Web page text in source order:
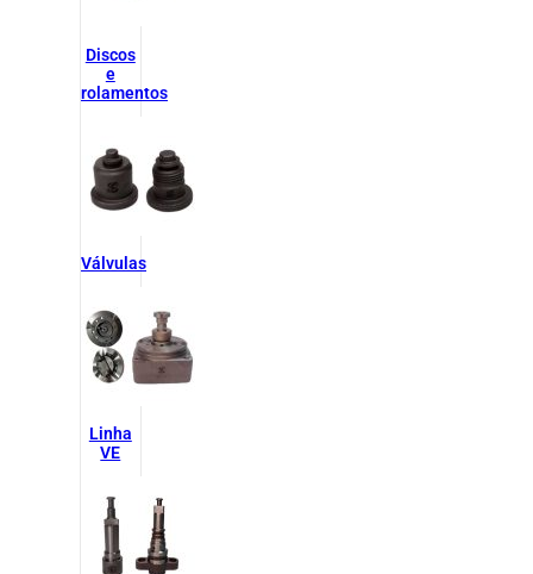
Discos
e
rolamentos
Válvulas
Linha
VE